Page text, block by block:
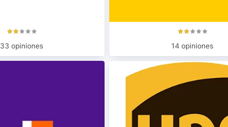
33 opiniones 14 opiniones